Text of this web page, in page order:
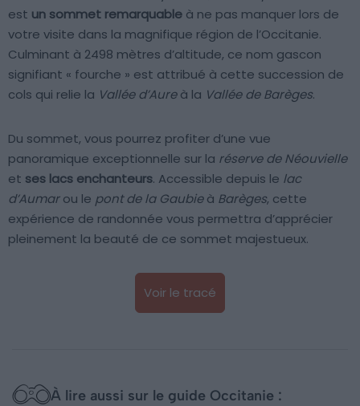
est un sommet remarquable à ne pas manquer lors de
votre visite dans la magnifique région de l’Occitanie.
Culminant à 2498 mètres d’altitude, ce nom gascon
signifiant « fourche » est attribué à cette succession de
cols qui relie la Vallée d’Aureà la Vallée de Barèges.
Du sommet, vous pourrez profiter d’une vue
panoramique exceptionnelle sur la réserve de Néouvielle
et ses lacs enchanteurs. Accessible depuis le lac
d’Aumarou le pont de la Gaubieà Barèges, cette
expérience de randonnée vous permettra d’apprécier
pleinement la beauté de ce sommet majestueux.
Voir le tracé
À lire aussi sur le guide Occitanie :